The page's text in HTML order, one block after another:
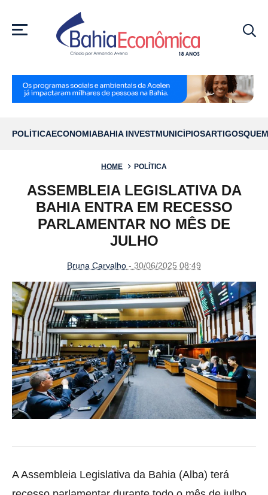
MENU
POLÍTICAECONOMIABAHIA INVESTMUNICÍPIOSARTIGOS
HOME POLÍTICA
ASSEMBLEIA LEGISLATIVA DA
BAHIA ENTRA EM RECESSO
PARLAMENTAR NO MÊS DE
JULHO
Bruna Carvalho - 30/06/2025 08:49
A Assembleia Legislativa da Bahia (Alba) terá